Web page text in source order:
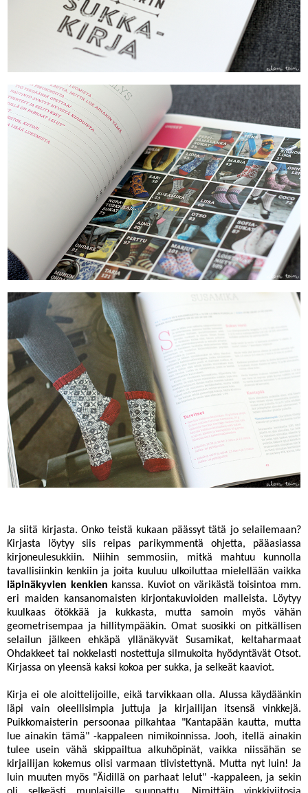
Ja siitä kirjasta. Onko teistä kukaan päässyt tätä jo selailemaan?
Kirjasta löytyy siis reipas parikymmentä ohjetta, pääasiassa
kirjoneulesukkiin. Niihin semmosiin, mitkä mahtuu kunnolla
tavallisiinkin kenkiin ja joita kuuluu ulkoiluttaa mielellään vaikka
läpinäkyvien kenkien kanssa. Kuviot on värikästä toisintoa mm.
eri maiden kansanomaisten kirjontakuvioiden malleista. Löytyy
kuulkaas ötökkää ja kukkasta, mutta samoin myös vähän
geometrisempaa ja hillitympääkin. Omat suosikki on pitkällisen
selailun jälkeen ehkäpä yllänäkyvät Susamikat, keltaharmaat
Ohdakkeet tai nokkelasti nostettuja silmukoita hyödyntävät Otsot.
Kirjassa on yleensä kaksi kokoa per sukka, ja selkeät kaaviot.
Kirja ei ole aloittelijoille, eikä tarvikkaan olla. Alussa käydäänkin
läpi vain oleellisimpia juttuja ja kirjailijan itsensä vinkkejä.
Puikkomaisterin persoonaa pilkahtaa "Kantapään kautta, mutta
lue ainakin tämä" -kappaleen nimikoinnissa. Jooh, itellä ainakin
tulee usein vähä skippailtua alkuhöpinät, vaikka niissähän se
kirjailijan kokemus olisi varmaan tiivistettynä. Mutta nyt luin! Ja
luin muuten myös "Äidillä on parhaat lelut" -kappaleen, ja sekin